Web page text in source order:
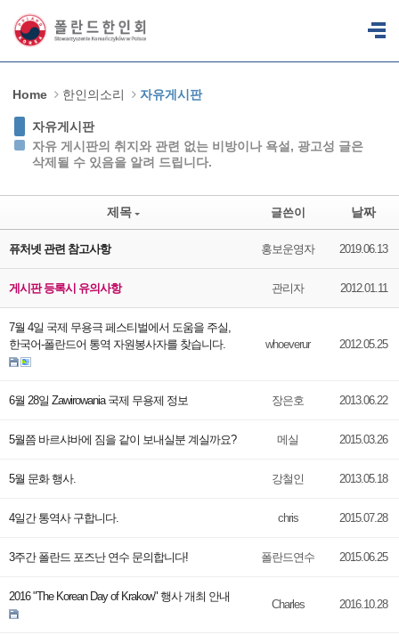
Home 한인의소리 자유게시판
자유게시판
자유 게시판의 취지와 관련 없는 비방이나 욕설, 광고성 글은
삭제될 수 있음을 알려 드립니다.
제목 글쓴이 날짜
퓨처넷 관련 참고사항 홍보운영자 2019.06.13
게시판 등록시 유의사항 관리자 2012.01.11
7월 4일 국제 무용극 페스티벌에서 도움을 주실,
한국어-폴란드어 통역 자원봉사자를 찾습니다.
whoeverur 2012.05.25
6월 28일 Zawirowania 국제 무용제 정보 장은호 2013.06.22
5월쯤 바르샤바에 짐을 같이 보내실분 계실까요? 메실 2015.03.26
5월 문화 행사. 강철인 2013.05.18
4일간 통역사 구합니다. chris 2015.07.28
3주간 폴란드 포즈난 연수 문의합니다! 폴란드연수 2015.06.25
2016 "The Korean Day of Krakow" 행사 개최 안내
Charles 2016.10.28